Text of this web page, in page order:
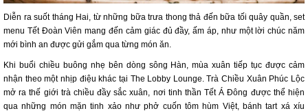
Diễn ra suốt tháng Hai, từ những bữa trưa thong thả đến bữa tối quây quần, set
menu Tết Đoàn Viên mang đến cảm giác đủ đầy, ấm áp, như một lời chúc năm
mới bình an được gửi gắm qua từng món ăn.
Khi buổi chiều buông nhẹ bên dòng sông Hàn, mùa xuân tiếp tục được cảm
nhận theo một nhịp điệu khác tại The Lobby Lounge. Trà Chiều Xuân Phúc Lộc
mở ra thế giới trà chiều đầy sắc xuân, nơi tinh thần Tết Á Đông được thể hiện
qua những món mặn tinh xảo như phở cuốn tôm hùm Việt, bánh tart xá xíu